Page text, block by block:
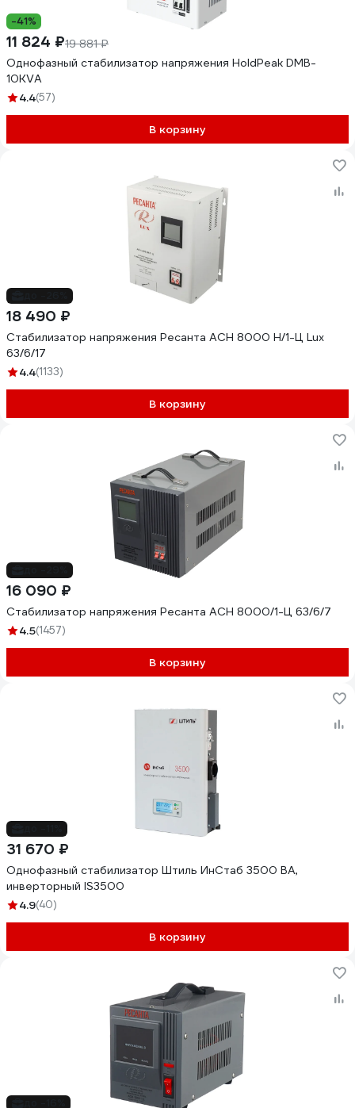
-41%
11 824 ₽19 881 ₽
Однофазный стабилизатор напряжения HoldPeak DMB-
10KVA
4.4(57)
В корзину
18 490 ₽
Стабилизатор напряжения Ресанта АСН 8000 Н/1-Ц Lux
63/6/17
4.4(1133)
В корзину
16 090 ₽
Стабилизатор напряжения Ресанта АСН 8000/1-Ц 63/6/7
4.5(1457)
В корзину
31 670 ₽
Однофазный стабилизатор Штиль ИнСтаб 3500 ВА,
инверторный IS3500
4.9(40)
В корзину